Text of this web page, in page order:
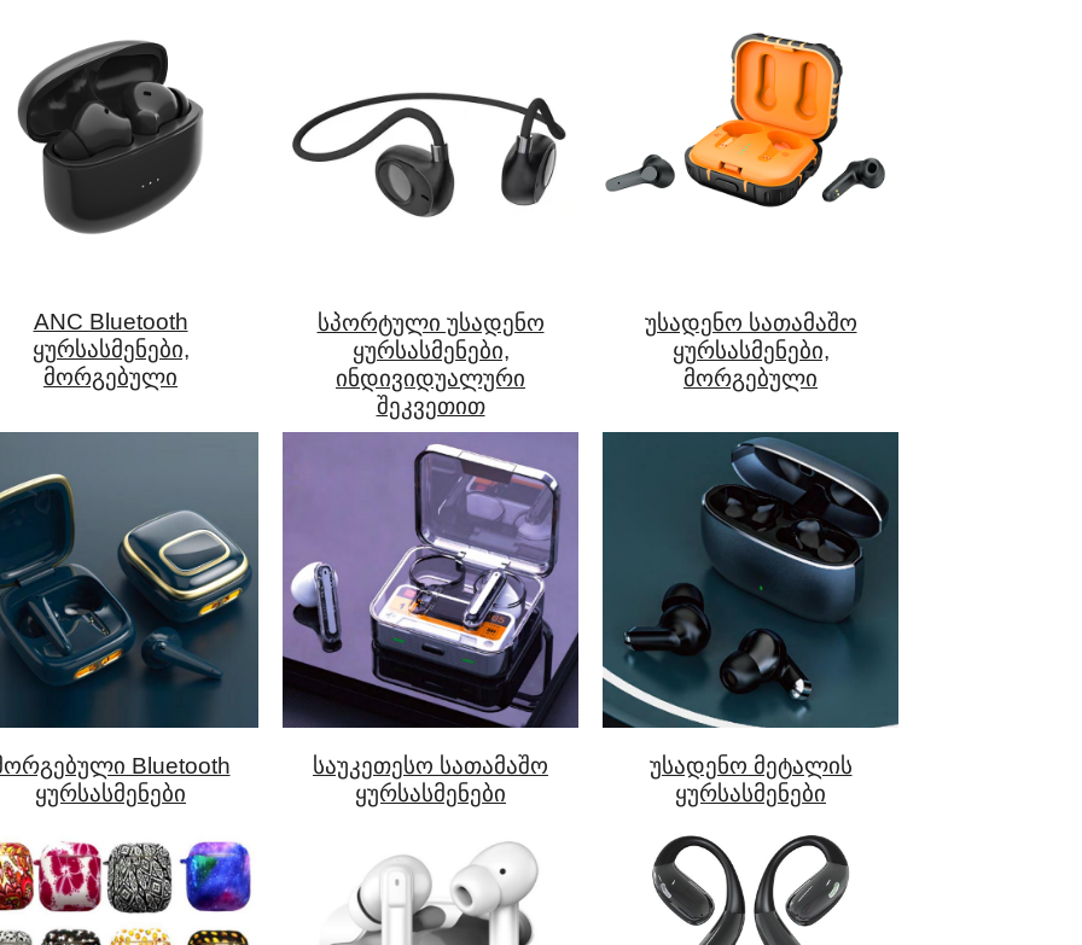
ANC Bluetooth
ყურსასმენები,
მორგებული
სპორტული უსადენო
ყურსასმენები,
ინდივიდუალური
შეკვეთით
უსადენო სათამაშო
ყურსასმენები,
მორგებული
Bluetooth
ყურსასმენები
საუკეთესო სათამაშო
ყურსასმენები
უსადენო მეტალის
ყურსასმენები